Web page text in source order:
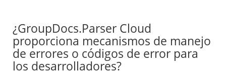
¿GroupDocs.Parser Cloud
proporciona mecanismos de manejo
de errores o códigos de error para
los desarrolladores?